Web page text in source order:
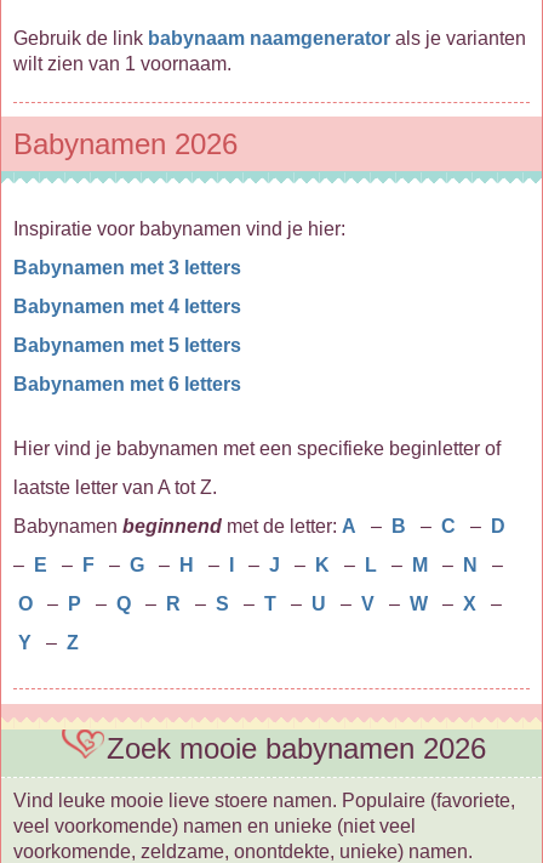
Gebruik de link babynaam naamgenerator als je varianten
wilt zien van 1 voornaam.
Babynamen 2026
Inspiratie voor babynamen vind je hier:
Babynamen met 3 letters
Babynamen met 4 letters
Babynamen met 5 letters
Babynamen met 6 letters
Hier vind je babynamen met een specifieke beginletter of
laatste letter van A tot Z.
Babynamen beginnend met de letter: A – B – C –
D
–
E – F – G – H – – J – K – L – M – N
–
O
– P – Q – R – S – T – U – V – W – X
–
Y
– Z
Zoek mooie babynamen 2026
Vind leuke mooie lieve stoere namen. Populaire (favoriete,
veel voorkomende) namen en unieke (niet veel
voorkomende, zeldzame, onontdekte, unieke) namen.